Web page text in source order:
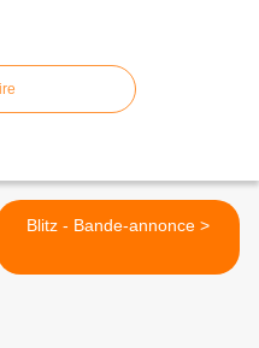
Blitz - Bande-annonce >